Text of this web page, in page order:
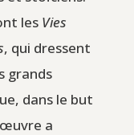
les Vies
, qui dressent
grands
dans le but
a